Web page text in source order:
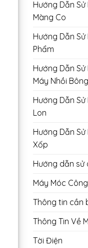
Hướng Dẫn
Màng Co
Hướng Dẫn
Phẩm
Hướng Dẫn
Máy Nhồi Bông
Hướng Dẫn
Lon
Hướng Dẫn
Xốp
Hướng dẫn sử
Máy Móc
Thông tin cần
Thông Tin Về
Tời Điện